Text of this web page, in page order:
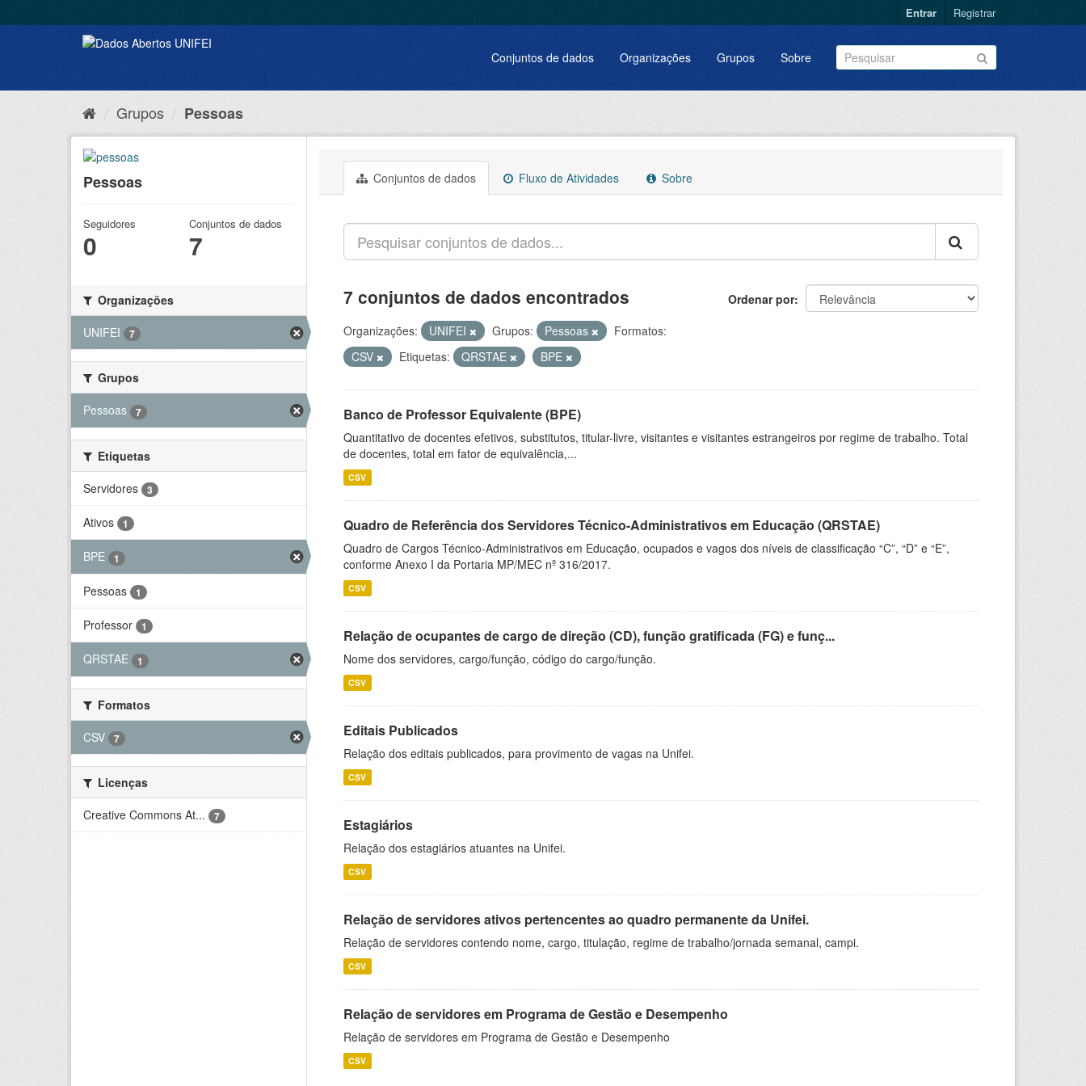
Entrar Registrar
Conjuntos de dados Organizações Grupos Sobre
Grupos Pessoas
Pessoas
Seguidores
0
Conjuntos de dados
7
Organizações
UNIFEI
7
Grupos
Pessoas
7
Etiquetas
Servidores
3
Ativos 1
BPE 1
Pessoas 1
Professor 1
QRSTAE 1
Formatos
CSV
7
Licenças
Creative Commons At...
7
Conjuntos de dados Fluxo de Atividades Sobre
Ordenar por
7 conjuntos de dados encontrados
Organizações: UNIFEI Grupos: Pessoas
Formatos:
CSV
Etiquetas: QRSTAE BPE
Banco de Professor Equivalente (BPE)
Quantitativo de docentes efetivos, substitutos, titular-livre, visitantes e visitantes estrangeiros por regime de trabalho. Total
de docentes, total em fator de equivalência,...
CSV
Quadro de Referência dos Servidores Técnico-Administrativos em Educação (QRSTAE)
Quadro de Cargos Técnico-Administrativos em Educação, ocupados e vagos dos níveis de classificação “C”, “D” e “E”,
conforme Anexo I da Portaria MP/MEC nº 316/2017.
CSV
Relação de ocupantes de cargo de direção (CD), função gratificada (FG) e funç...
Nome dos servidores, cargo/função, código do cargo/função.
CSV
Editais Publicados
Relação dos editais publicados, para provimento de vagas na Unifei.
CSV
Estagiários
Relação dos estagiários atuantes na Unifei.
CSV
Relação de servidores ativos pertencentes ao quadro permanente da Unifei.
Relação de servidores contendo nome, cargo, titulação, regime de trabalho/jornada semanal, campi.
CSV
Relação de servidores em Programa de Gestão e Desempenho
Relação de servidores em Programa de Gestão e Desempenho
CSV